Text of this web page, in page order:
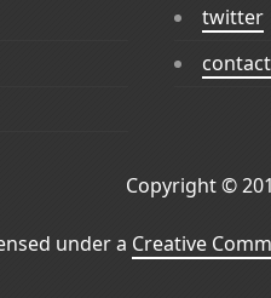
twitter
Copyright ©
under a Creative